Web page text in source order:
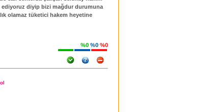
ediyoruz diyip bizi mağdur durumuna
olamaz tüketici hakem heyetine
%0 %0 %0